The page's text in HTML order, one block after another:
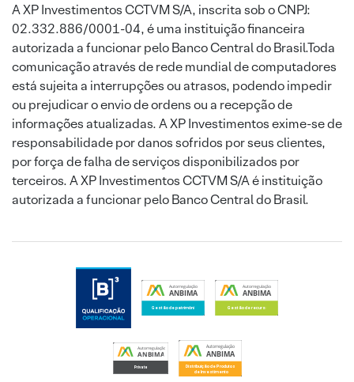
A XP Investimentos CCTVM S/A, inscrita sob o CNPJ:
02.332.886/0001-04, é uma instituição financeira
autorizada a funcionar pelo Banco Central do Brasil.Toda
comunicação através de rede mundial de computadores
está sujeita a interrupções ou atrasos, podendo impedir
ou prejudicar o envio de ordens ou a recepção de
informações atualizadas. A XP Investimentos exime-se de
responsabilidade por danos sofridos por seus clientes,
por força de falha de serviços disponibilizados por
terceiros. A XP Investimentos CCTVM S/A é instituição
autorizada a funcionar pelo Banco Central do Brasil.